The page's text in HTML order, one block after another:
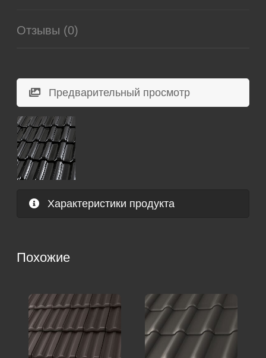
Отзывы (0)
Предварительный просмотр
Характеристики продукта
Похожие